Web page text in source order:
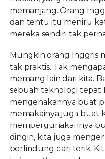
memanjang. Orang
dan tentu itu meniru
mereka sendiri tak
Mungkin orang Inggris
tak praktis. Tak
memang lain dari kita.
sebuah teknologi tepat
mengenakannya buat
memakainya juga buat
mempergunakannya
dingin, kita juga
berlindung dari terik.